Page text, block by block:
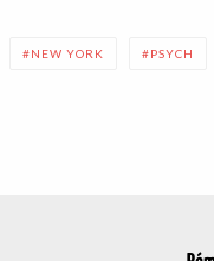
NEW YORK PSYCH